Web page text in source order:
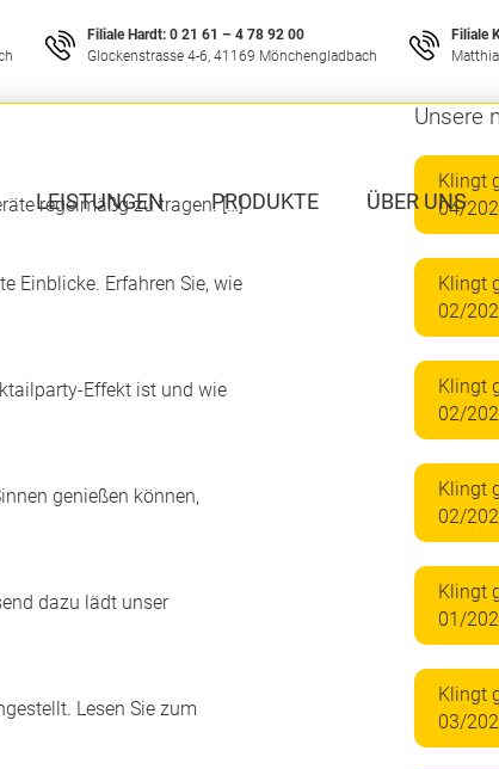
Filiale Hardt: 0 21 61 – 4 78 92 00
Glockenstrasse 4-6, 41169 Mönchengladbach
Filiale
LEISTUNGEN PRODUKTE ÜBER UNS
regelmäßg zu tragen. […]
Einblicke. Erfahren Sie, wie
Effekt ist und wie
genießen können,
dazu lädt unser
Lesen Sie zum
Unsere
Klingt
04/
Klingt
02/
Klingt
02/
Klingt
02/
Klingt
01/
Klingt
03/